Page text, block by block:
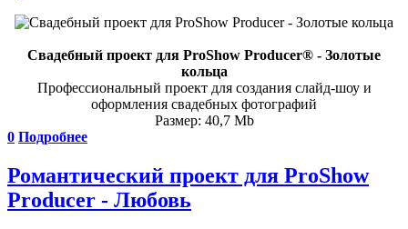
Свадебный проект для ProShow Producer® - Золотые
кольца
Профессиональный проект для создания слайд-шоу и
оформления свадебных фотографий
Размер: 40,7 Mb
0 Подробнее
Романтический проект для ProShow
Producer - Любовь